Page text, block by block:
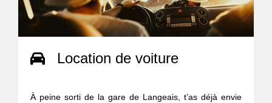
Location de voiture
À peine sorti de la gare de Langeais, t’as déjà envie